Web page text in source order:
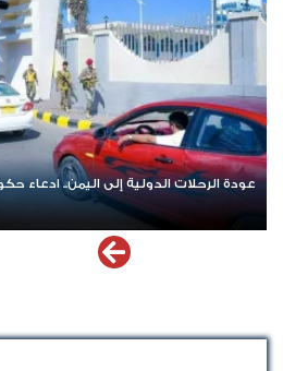
الدولية إلى اليمن.. ادعاء حكومي بلا